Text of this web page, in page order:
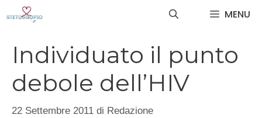
MENU
Individuato il punto
debole dell’HIV
22 Settembre 2011 di Redazione